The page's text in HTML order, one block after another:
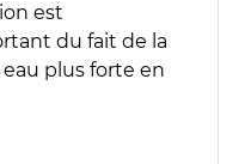
est
du fait de la
plus forte en